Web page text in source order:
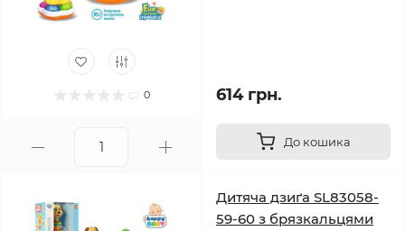
0 614 грн.
До кошика
Дитяча дзиґа SL83058-
59-60 з брязкальцями